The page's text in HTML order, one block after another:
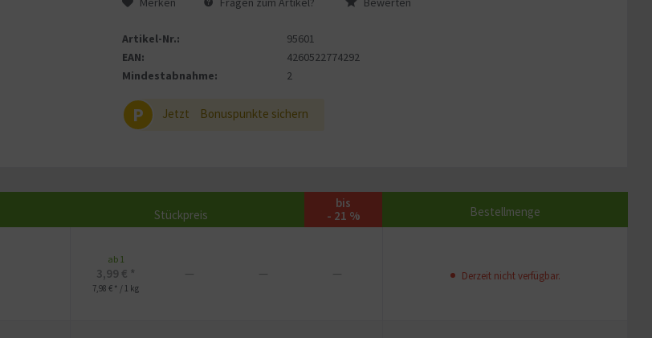
Artikel-Nr.:
95601
EAN:
4260522774292
Mindestabnahme:
2
P Jetzt Bonuspunkte sichern
Stückpreis
bis
- 21 %
Bestellmenge
ab 1
3,99 € *
7,98 € * / 1 kg
— — — Derzeit nicht verfügbar.